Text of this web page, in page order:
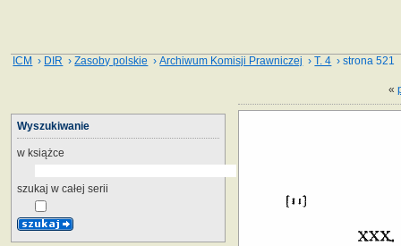
ICM › DIR ›Zasoby polskie ›Archiwum Komisji Prawniczej ›T. 4 › strona 521
«
Wyszukiwanie
w książce
szukaj w całej serii